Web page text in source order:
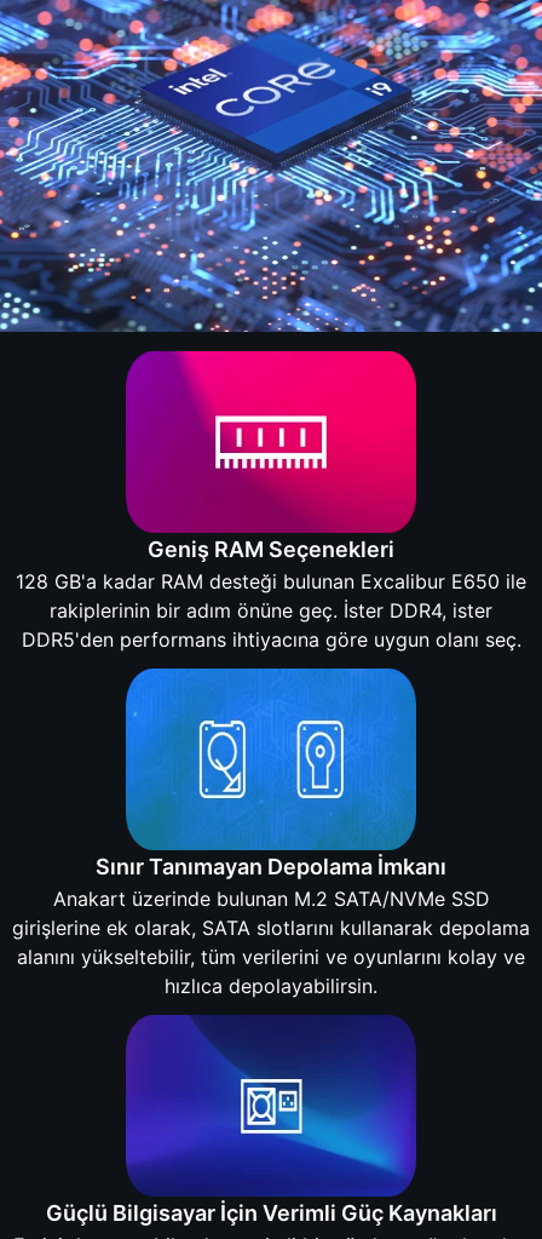
Geniş RAM Seçenekleri
128 GB'a kadar RAM desteği bulunan Excalibur E650 ile
rakiplerinin bir adım önüne geç. İster DDR4, ister
DDR5'den performans ihtiyacına göre uygun olanı seç.
Sınır Tanımayan Depolama İmkanı
Anakart üzerinde bulunan M.2 SATA/NVMe SSD
girişlerine ek olarak, SATA slotlarını kullanarak depolama
alanını yükseltebilir, tüm verilerini ve oyunlarını kolay ve
hızlıca depolayabilirsin.
Güçlü Bilgisayar İçin Verimli Güç Kaynakları